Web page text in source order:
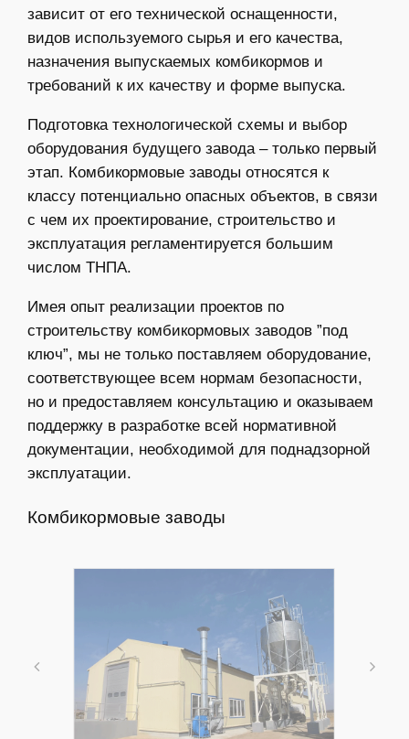
зависит от его технической оснащенности,
видов используемого сырья и его качества,
назначения выпускаемых комбикормов и
требований к их качеству и форме выпуска.
Подготовка технологической схемы и выбор
оборудования будущего завода – только первый
этап. Комбикормовые заводы относятся к
классу потенциально опасных объектов, в связи
с чем их проектирование, строительство и
эксплуатация регламентируется большим
числом ТНПА.
Имея опыт реализации проектов по
строительству комбикормовых заводов ”под
ключ”, мы не только поставляем оборудование,
соответствующее всем нормам безопасности,
но и предоставляем консультацию и оказываем
поддержку в разработке всей нормативной
документации, необходимой для поднадзорной
эксплуатации.
Комбикормовые заводы